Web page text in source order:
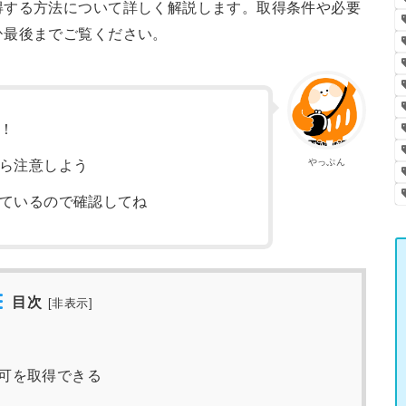
る方法について詳しく解説します。取得条件や必要
後までご覧ください。
やっぷん
注意しよう
いるので確認してね
目次 [非表示]
を取得できる